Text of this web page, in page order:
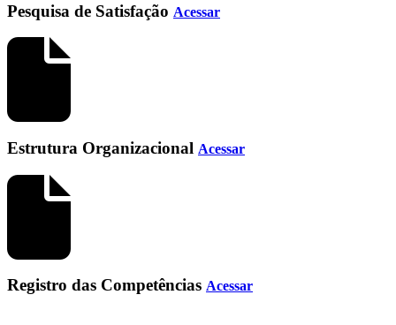
Pesquisa de Satisfação Acessar
Estrutura Organizacional Acessar
Registro das Competências Acessar